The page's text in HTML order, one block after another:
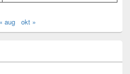
« aug okt »